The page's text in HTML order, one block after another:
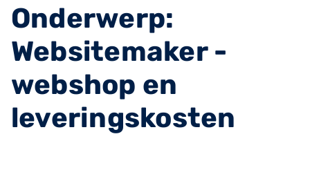
Onderwerp:
Websitemaker -
webshop en
leveringskosten